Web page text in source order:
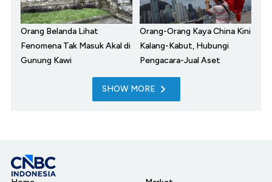
Orang Belanda Lihat
Fenomena Tak Masuk Akal di
Gunung Kawi
Orang-Orang Kaya China Kini
Kalang-Kabut, Hubungi
Pengacara-Jual Aset
SHOW MORE